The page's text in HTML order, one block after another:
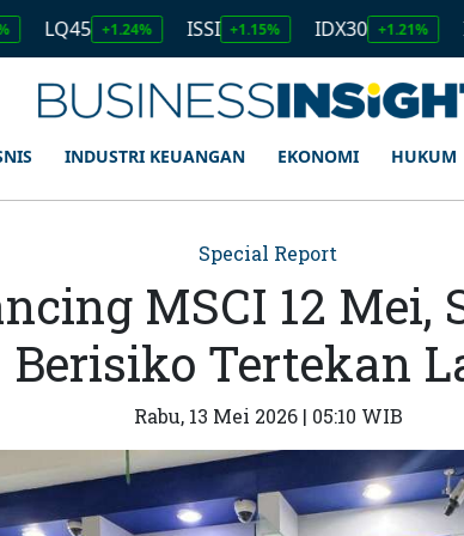
+1.24% ISSI +1.15% IDX30 +1.21%
INDUSTRI KEUANGAN EKONOMI HUKUM
Special Report
MSCI 12 Mei,
Berisiko Tertekan
Rabu, 13 Mei 2026 | 05:10 WIB